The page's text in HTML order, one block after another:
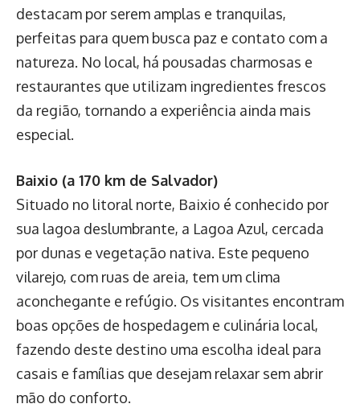
destacam por serem amplas e tranquilas,
perfeitas para quem busca paz e contato com a
natureza. No local, há pousadas charmosas e
restaurantes que utilizam ingredientes frescos
da região, tornando a experiência ainda mais
especial.
Baixio (a 170 km de Salvador)
Situado no litoral norte, Baixio é conhecido por
sua lagoa deslumbrante, a Lagoa Azul, cercada
por dunas e vegetação nativa. Este pequeno
vilarejo, com ruas de areia, tem um clima
aconchegante e refúgio. Os visitantes encontram
boas opções de hospedagem e culinária local,
fazendo deste destino uma escolha ideal para
casais e famílias que desejam relaxar sem abrir
mão do conforto.